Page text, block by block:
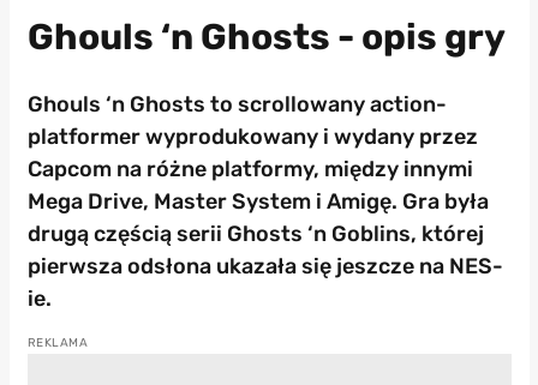
Ghouls ‘n Ghosts - opis gry
Ghouls ‘n Ghosts to scrollowany action-
platformer wyprodukowany i wydany przez
Capcom na różne platformy, między innymi
Mega Drive, Master System i Amigę. Gra była
drugą częścią serii Ghosts ‘n Goblins, której
pierwsza odsłona ukazała się jeszcze na NES-
ie.